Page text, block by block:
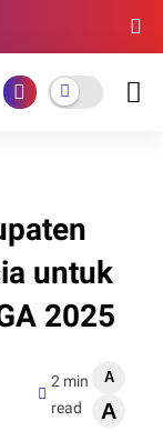
untuk
2025
2 min
read
A
A